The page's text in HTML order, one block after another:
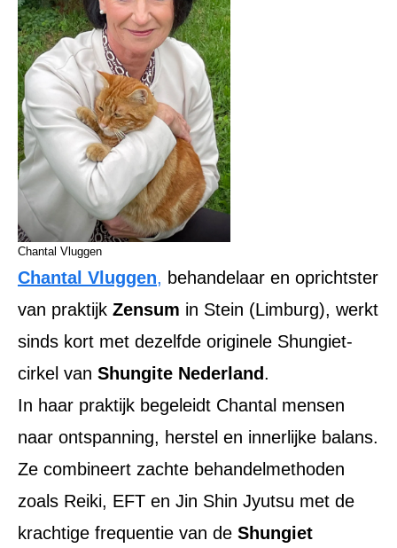
Chantal Vluggen
Chantal Vluggen, behandelaar en oprichtster
van praktijk Zensum in Stein (Limburg), werkt
sinds kort met dezelfde originele Shungiet-
cirkel van Shungite Nederland.
In haar praktijk begeleidt Chantal mensen
naar ontspanning, herstel en innerlijke balans.
Ze combineert zachte behandelmethoden
zoals Reiki, EFT en Jin Shin Jyutsu met de
krachtige frequentie van de Shungiet